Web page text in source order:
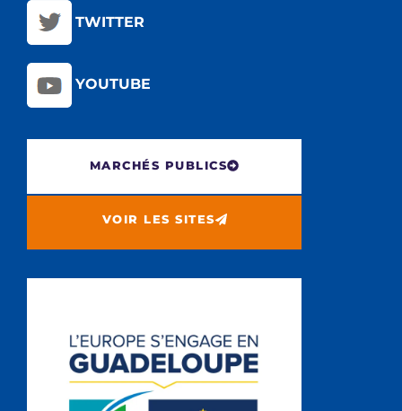
TWITTER
YOUTUBE
MARCHÉS PUBLICS
VOIR LES SITES